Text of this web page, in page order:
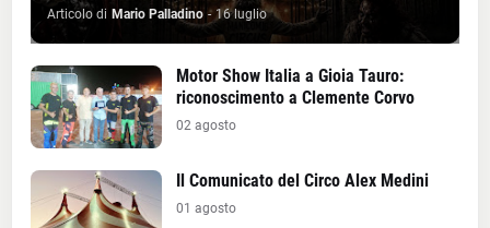
Articolo di Mario Palladino - 16 luglio
Motor Show Italia a Gioia Tauro:
riconoscimento a Clemente Corvo
02 agosto
Il Comunicato del Circo Alex Medini
01 agosto